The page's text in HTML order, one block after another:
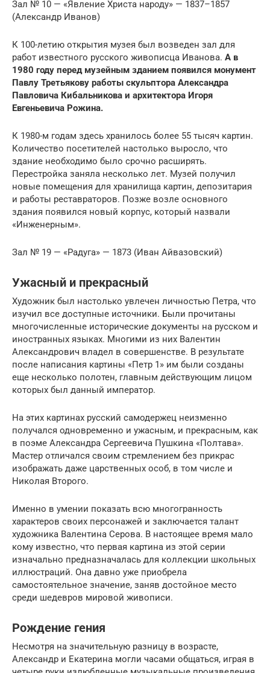
Зал № 10 — «Явление Христа народу» — 1837–1857
(Александр Иванов)
К 100-летию открытия музея был возведен зал для
работ известного русского живописца Иванова. А в
1980 году перед музейным зданием появился монумент
Павлу Третьякову работы скульптора Александра
Павловича Кибальникова и архитектора Игоря
Евгеньевича Рожина.
К 1980-м годам здесь хранилось более 55 тысяч картин.
Количество посетителей настолько выросло, что
здание необходимо было срочно расширять.
Перестройка заняла несколько лет. Музей получил
новые помещения для хранилища картин, депозитария
и работы реставраторов. Позже возле основного
здания появился новый корпус, который назвали
«Инженерным».
Зал № 19 — «Радуга» — 1873 (Иван Айвазовский)
Ужасный и прекрасный
Художник был настолько увлечен личностью Петра, что
изучил все доступные источники. Были прочитаны
многочисленные исторические документы на русском и
иностранных языках. Многими из них Валентин
Александрович владел в совершенстве. В результате
после написания картины «Петр 1» им были созданы
еще несколько полотен, главным действующим лицом
которых был данный император.
На этих картинах русский самодержец неизменно
получался одновременно и ужасным, и прекрасным, как
в поэме Александра Сергеевича Пушкина «Полтава».
Мастер отличался своим стремлением без прикрас
изображать даже царственных особ, в том числе и
Николая Второго.
Именно в умении показать всю многогранность
характеров своих персонажей и заключается талант
художника Валентина Серова. В настоящее время мало
кому известно, что первая картина из этой серии
изначально предназначалась для коллекции школьных
иллюстраций. Она давно уже приобрела
самостоятельное значение, заняв достойное место
среди шедевров мировой живописи.
Рождение гения
Несмотря на значительную разницу в возрасте,
Александр и Екатерина могли часами общаться, играя в